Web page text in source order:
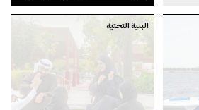
البنية التحتية